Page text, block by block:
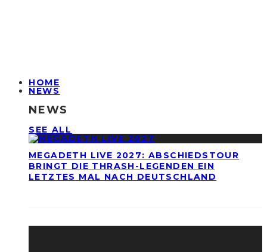
HOME
NEWS
NEWS
SEE ALL
MEGADETH LIVE 2027: ABSCHIEDSTOUR
BRINGT DIE THRASH-LEGENDEN EIN
LETZTES MAL NACH DEUTSCHLAND